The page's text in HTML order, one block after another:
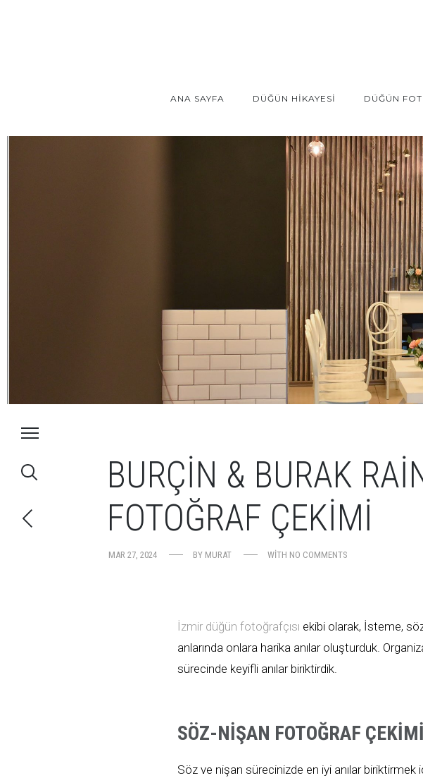
ANA SAYFA DÜĞÜN HİKAYESİ DÜĞÜN
BURÇIN & BURAK
FOTOĞRAF ÇEKIMI
MAR 27, 2024 BY MURAT WITH NO COMMENTS
İzmir düğün fotoğrafçısı ekibi olarak, İsteme,
anlarında onlara harika anılar oluşturduk.
sürecinde keyifli anılar biriktirdik.
SÖZ-NIŞAN FOTOĞRAF ÇEKIMI
Söz ve nişan sürecinizde en iyi anılar